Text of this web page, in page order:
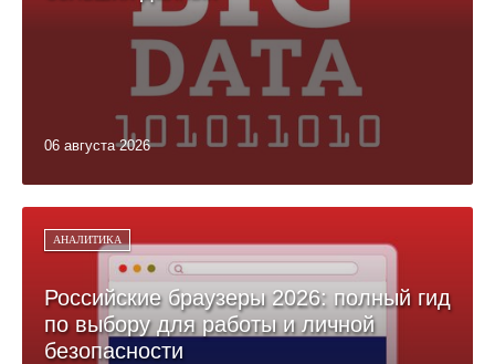
06 августа 2026
АНАЛИТИКА
Российские браузеры 2026: полный гид
по выбору для работы и личной
безопасности